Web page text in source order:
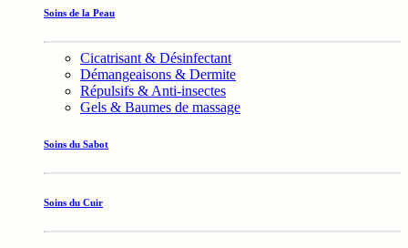
Soins de la Peau
Cicatrisant & Désinfectant
Démangeaisons & Dermite
Répulsifs & Anti-insectes
Gels & Baumes de massage
Soins du Sabot
Soins du Cuir